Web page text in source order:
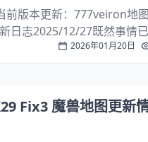
版本更新：777veiron地
日志2025/12/27既然事情已
这些专精，英雄将拥有4
2026年01月20日
Fix3 魔兽地图更新